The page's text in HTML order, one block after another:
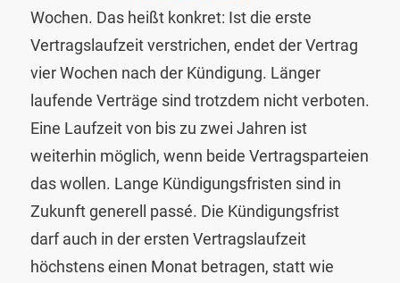
Wochen. Das heißt konkret: Ist die erste
Vertragslaufzeit verstrichen, endet der Vertrag
vier Wochen nach der Kündigung. Länger
laufende Verträge sind trotzdem nicht verboten.
Eine Laufzeit von bis zu zwei Jahren ist
weiterhin möglich, wenn beide Vertragsparteien
das wollen. Lange Kündigungsfristen sind in
Zukunft generell passé. Die Kündigungsfrist
darf auch in der ersten Vertragslaufzeit
höchstens einen Monat betragen, statt wie